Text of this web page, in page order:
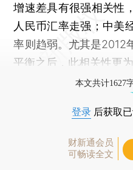
增速差具有很强相关性
人民币汇率走强；中美
率则趋弱。尤其是2012
平衡之后，此相关性更为
本文共计1627
登录 后获取
财新通会员
可畅读全文